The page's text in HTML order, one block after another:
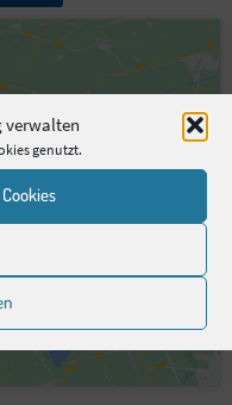
verwalten
genutzt.
Cookies zu